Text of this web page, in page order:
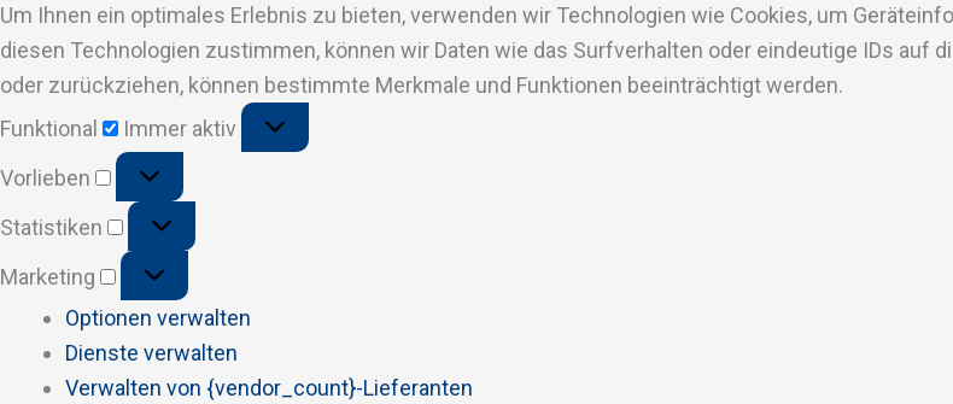
Um Ihnen ein optimales Erlebnis zu bieten, verwenden wir Technologien wie Cookies, um
diesen Technologien zustimmen, können wir Daten wie das Surfverhalten oder eindeutige IDs auf
oder zurückziehen, können bestimmte Merkmale und Funktionen beeinträchtigt werden.
Funktional
Immer aktiv
Vorlieben
Vorlieben
Statistiken
Statistiken
Marketing
Marketing
Optionen verwalten
Dienste verwalten
Verwalten von {vendor_count}-Lieferanten